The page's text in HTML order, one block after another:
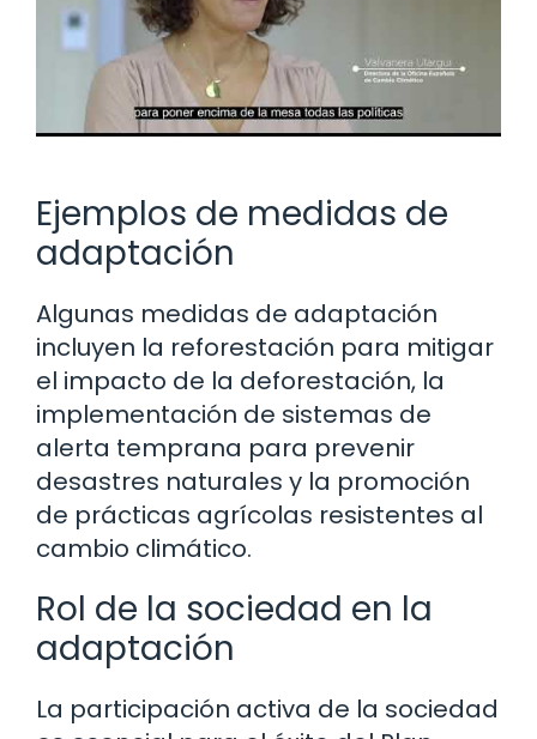
Ejemplos de medidas de
adaptación
Algunas medidas de adaptación
incluyen la reforestación para mitigar
el impacto de la deforestación, la
implementación de sistemas de
alerta temprana para prevenir
desastres naturales y la promoción
de prácticas agrícolas resistentes al
cambio climático.
Rol de la sociedad en la
adaptación
La participación activa de la sociedad